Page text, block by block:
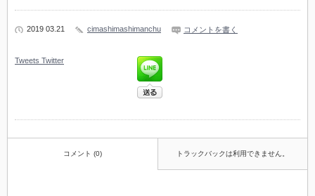
2019 03.21 cimashimashimanchu コメントを書く
Tweets Twitter
コメント (0) トラックバックは利用できません。